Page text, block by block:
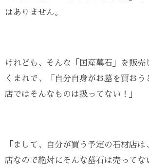
はありません。
けれども、そんな「国産墓石」を販売
くまれで、「自分自身がお墓を買お
店ではそんなものは扱ってない！」
「まして、自分が買う予定の石材店
店なので絶対にそんな墓石は売ってな